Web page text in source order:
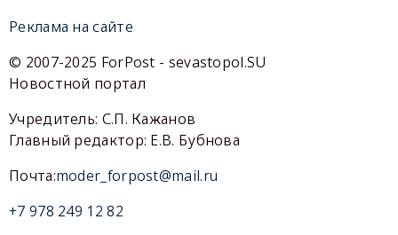
Реклама на сайте
© 2007-2025 ForPost - sevastopol.SU
Новостной портал
Учредитель: С.П. Кажанов
Главный редактор: Е.В. Бубнова
Почта:moder_forpost@mail.ru
+7 978 249 12 82